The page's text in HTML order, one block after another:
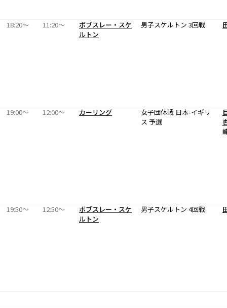
18:20〜 11:20〜
ボブスレー・スケ
ルトン
男子スケルトン 3回戦
19:00〜 12:00〜 カーリング
女子団体戦 日本-イギリ
ス 予選
19:50〜 12:50〜
ボブスレー・スケ
ルトン
男子スケルトン 4回戦